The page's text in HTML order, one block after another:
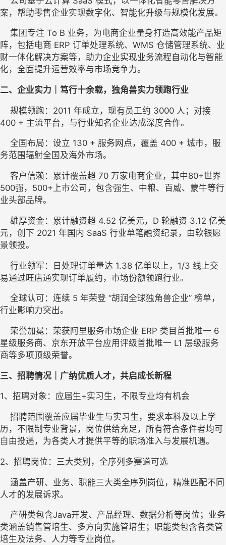
案，帮助零售企业实现数字化、智能化升级与规模化发展。
集团专注 To B 业务，为电商企业量身打造高效能产品矩
阵，包括电商 ERP 订单处理系统、WMS 仓储管理系统、业
财一体化解决方案等，助力企业实现业务流程自动化与智能
化，全面提升运营效率与市场竞争力。
二、企业实力｜ 笃行十余载，独角兽实力领跑行业
规模领跑：2011 年成立，现有员工约 3000 人；对接
400 + 主流平台，与行业知名企业达成深度合作。
全国布局：设立 130 + 服务网点，覆盖 400 + 城市，服
务范围辐射全国及海外市场。
客户信赖：累计覆盖超 70 万家电商企业， 其中80+世界
500强，500+上市公司 ， 包含强生、中粮、百威、蒙牛等行
业头部品牌。
雄厚资金：累计融资超 4.52 亿美元，D 轮融资 3.12 亿美
元，创下 2021 年国内 SaaS 行业单笔融资纪录，由软银愿
景领投。
行业领军：日处理订单量达 1.38 亿单以上，1/3 线上交
易通过旺店通实现订单履约，市场份额领跑行业。
全球认可：连续 5 年荣登 “胡润全球独角兽企业” 榜单，
行业影响力突出。
荣誉加冕：荣获阿里服务市场企业 ERP 类目首批唯一 6
星级服务商、京东开放平台应用评级首批唯一 L1 层级服务
商等多项顶级荣誉。
三、招聘情况｜广纳优质人才，共启成长新程
1、 招聘对象 ： 应届生+实习生，不限专业均有机会
招聘范围覆盖应届毕业生与实习生，要求本科及以上学
历，不限制专业背景，岗位供给充足，所有符合条件者均可
自由投递，为各类人才提供平等的职场准入与发展机遇。
2、 招聘岗位 ： 三大类别 ，全序列多赛道可选
涵盖产研、业务、职能三大类全序列岗位，精准匹配不同
人才的发展诉求。
产研类包含Java开发、产品经理、数据分析等岗位；业务
类涵盖销售管培生、多方向实施管培生；职能类包含各类管
培生及法务、人力等专业岗位。